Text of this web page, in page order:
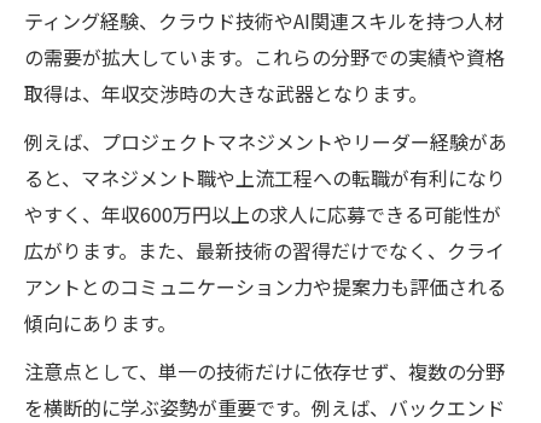
ティング経験、クラウド技術やAI関連スキルを持つ人材
の需要が拡大しています。これらの分野での実績や資格
取得は、年収交渉時の大きな武器となります。
例えば、プロジェクトマネジメントやリーダー経験があ
ると、マネジメント職や上流工程への転職が有利になり
やすく、年収600万円以上の求人に応募できる可能性が
広がります。また、最新技術の習得だけでなく、クライ
アントとのコミュニケーション力や提案力も評価される
傾向にあります。
注意点として、単一の技術だけに依存せず、複数の分野
を横断的に学ぶ姿勢が重要です。例えば、バックエンド